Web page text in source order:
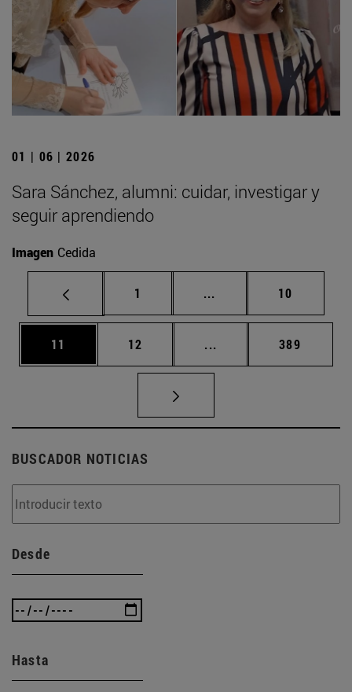
01 | 06 | 2026
Sara Sánchez, alumni: cuidar, investigar y
seguir aprendiendo
Imagen Cedida
Página
1 ... Páginas intermedias
Página
10
Página
11 Página
12 ... Páginas intermedias
Página
389
BUSCADOR NOTICIAS
Desde
Hasta